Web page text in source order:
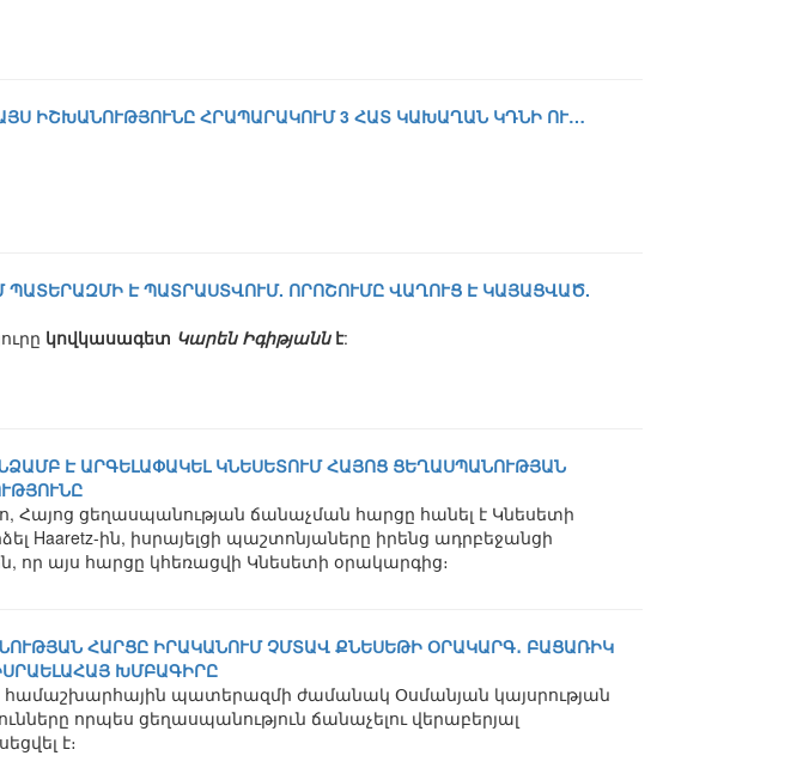
ԻՇԽԱՆՈՒԹՅՈՒՆԸ ՀՐԱՊԱՐԱԿՈՒՄ 3 ՀԱՏ ԿԱԽԱՂԱՆ ԿԴՆԻ ՈՒ…
ՊԱՏԵՐԱԶՄԻ Է ՊԱՏՐԱՍՏՎՈՒՄ. ՈՐՈՇՈՒՄԸ ՎԱՂՈՒՑ Է ԿԱՅԱՑՎԱԾ.
կովկասագետ Կարեն Իգիթյաննէ:
Է ԱՐԳԵԼԱՓԱԿԵԼ ԿՆԵՍԵՏՈՒՄ ՀԱՅՈՑ ՑԵՂԱՍՊԱՆՈՒԹՅԱՆ
Հայոց ցեղասպանության ճանաչման հարցը հանել է Կնեսետի
Haaretz-ին, իսրայելցի պաշտոնյաները իրենց ադրբեջանցի
որ այս հարցը կհեռացվի Կնեսետի օրակարգից։
ՀԱՐՑԸ ԻՐԱԿԱՆՈՒՄ ՉՄՏԱՎ ՔՆԵՍԵԹԻ ՕՐԱԿԱՐԳ․ ԲԱՑԱՌԻԿ
ԽՄԲԱԳԻՐԸ
համաշխարհային պատերազմի ժամանակ Օսմանյան կայսրության
որպես ցեղասպանություն ճանաչելու վերաբերյալ
է։